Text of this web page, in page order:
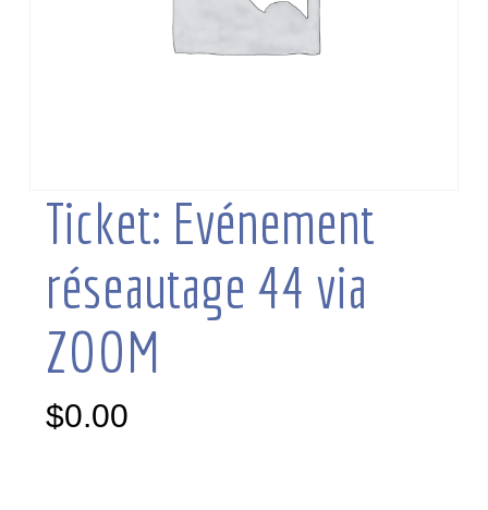
Ticket: Evénement
réseautage 44 via
ZOOM
$0.00